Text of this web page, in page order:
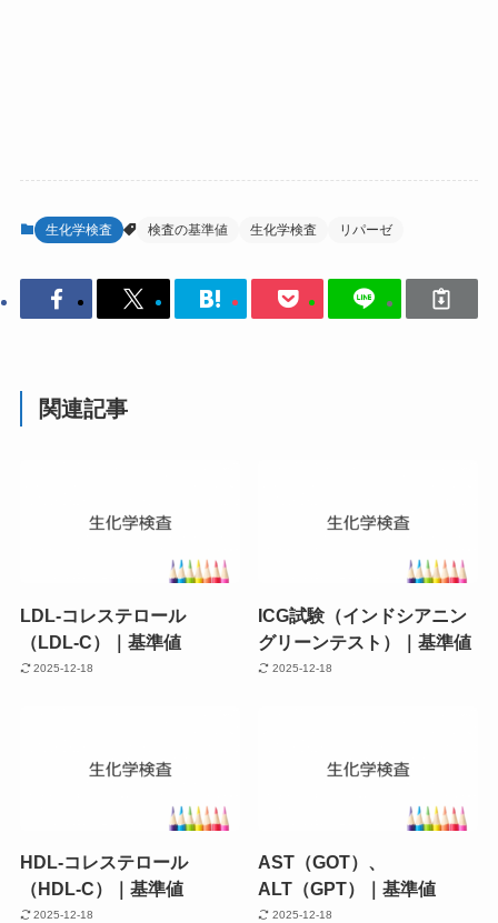
生化学検査 検査の基準値 生化学検査 リパーゼ
関連記事
LDL-コレステロール
（LDL-C）｜基準値
2025-12-18
ICG試験（インドシアニン
グリーンテスト）｜基準値
2025-12-18
HDL-コレステロール
（HDL-C）｜基準値
2025-12-18
AST（GOT）、
ALT（GPT）｜基準値
2025-12-18